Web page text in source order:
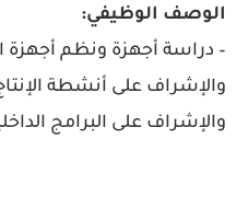
الوصف الوظيفي:
– دراسة أجهزة ونظم أجهزة
والإشراف على أنشطة
والإشراف على البرامج